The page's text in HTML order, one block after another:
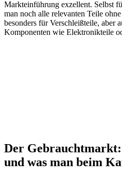
Markteinführung exzellent. Selbst
man noch alle relevanten Teile
besonders für Verschleißteile, aber
Komponenten wie Elektronikteile
Der
und was man beim